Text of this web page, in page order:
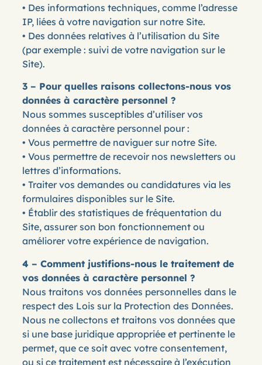
• Des informations techniques, comme l’adresse
IP, liées à votre navigation sur notre Site.
• Des données relatives à l’utilisation du Site
(par exemple : suivi de votre navigation sur le
Site).
3 – Pour quelles raisons collectons-nous vos
données à caractère personnel ?
Nous sommes susceptibles d’utiliser vos
données à caractère personnel pour :
• Vous permettre de naviguer sur notre Site.
• Vous permettre de recevoir nos newsletters ou
lettres d’informations.
• Traiter vos demandes ou candidatures via les
formulaires disponibles sur le Site.
• Établir des statistiques de fréquentation du
Site, assurer son bon fonctionnement ou
améliorer votre expérience de navigation.
4 – Comment justifions-nous le traitement de
vos données à caractère personnel ?
Nous traitons vos données personnelles dans le
respect des Lois sur la Protection des Données.
Nous ne collectons et traitons vos données que
si une base juridique appropriée et pertinente le
permet, que ce soit avec votre consentement,
ou si ce traitement est nécessaire à l’exécution